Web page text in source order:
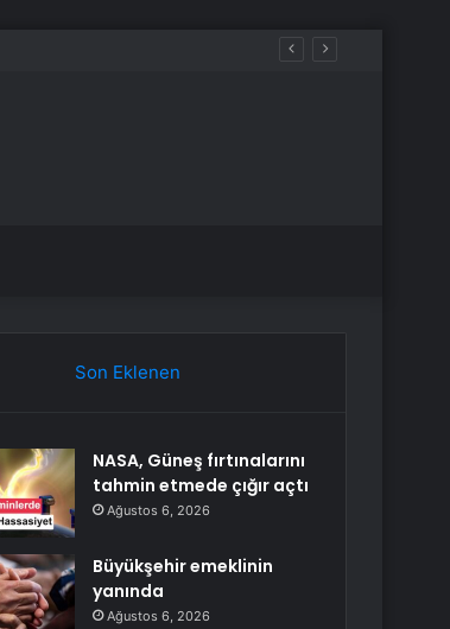
Son Eklenen
NASA, Güneş fırtınalarını
tahmin etmede çığır açtı
Ağustos 6, 2026
Büyükşehir emeklinin
yanında
Ağustos 6, 2026